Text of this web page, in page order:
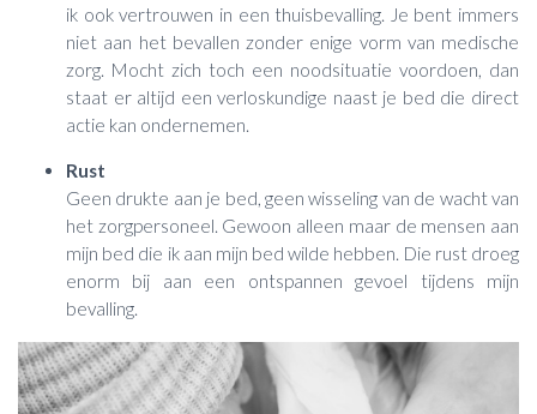
ik ook vertrouwen in een thuisbevalling. Je bent immers
niet aan het bevallen zonder enige vorm van medische
zorg. Mocht zich toch een noodsituatie voordoen, dan
staat er altijd een verloskundige naast je bed die direct
actie kan ondernemen.
Rust
Geen drukte aan je bed, geen wisseling van de wacht van
het zorgpersoneel. Gewoon alleen maar de mensen aan
mijn bed die ik aan mijn bed wilde hebben. Die rust droeg
enorm bij aan een ontspannen gevoel tijdens mijn
bevalling.